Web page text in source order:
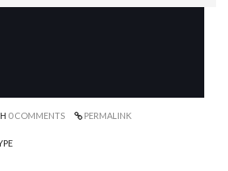
0 COMMENTS PERMALINK